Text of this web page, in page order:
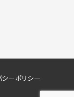
シーポリシー